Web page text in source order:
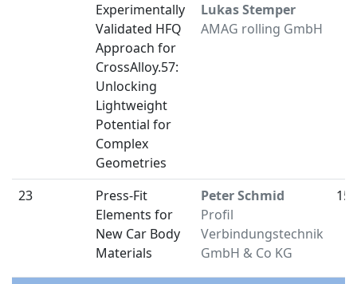
Experimentally
Validated HFQ
Approach for
CrossAlloy.57:
Unlocking
Lightweight
Potential for
Complex
Geometries
Lukas Stemper
AMAG rolling GmbH
23
Press-Fit
Elements for
New Car Body
Materials
Peter Schmid
Profil
Verbindungstechnik
GmbH & Co KG